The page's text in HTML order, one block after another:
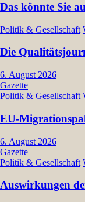
Das könnte Sie
Politik & Gesellschaft
Die
6. August 2026
Gazette
Politik & Gesellschaft
EU-
6. August 2026
Gazette
Politik & Gesellschaft
Auswirkungen